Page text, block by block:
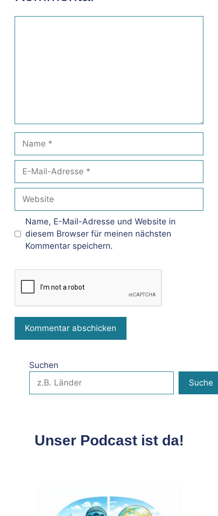
Mail-
Adresse
Name, E-Mail-Adresse und Website in
diesem Browser für meinen nächsten
Kommentar speichern.
Suchen
Suche
Unser Podcast ist da!